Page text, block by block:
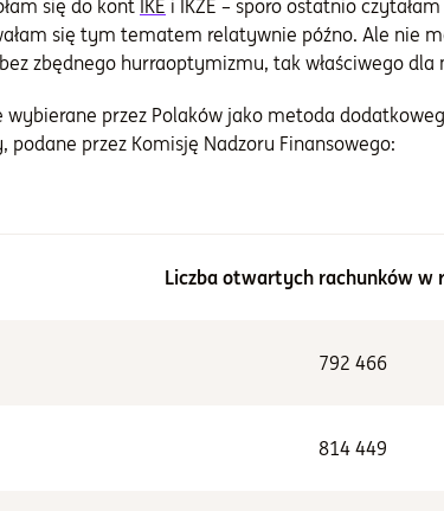
się do kont IKE i IKZE – sporo ostatnio
się tym tematem relatywnie późno. Ale nie
zbędnego hurraoptymizmu, tak właściwego dla
wybierane przez Polaków jako metoda
przez Komisję Nadzoru Finansowego:
Liczba otwartych rachunków w
792 466
814 449